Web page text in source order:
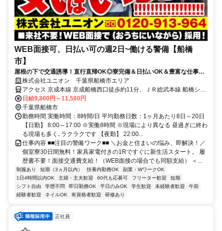
WEB面接可、日払い可の週2日~働ける警備【船橋
市】
屋根の下で交通誘導！直行直帰OK◎寮完備＆日払いOK＆豊富な仕事量
★仕事が早く終わった時でも日給保証
株式会社ユニオン 千葉県船橋市エリア
アクセス 京成本線 京成船橋西口徒歩約11分、ＪＲ総武本線 船橋シャ
ポー口徒歩約13分、ＪＲ総武本線 船橋シャポー口徒歩約13分 千葉県
船橋市エリア（船橋駅、船橋日大前駅、習志野駅、東船橋駅、西船橋
駅、南船橋駅、京成船橋等）
日給9,860円～11,580円
千葉県船橋市
勤務時間 実働時間：8時間/日 平均勤務日数：1ヶ月あたり8日～20日
【日勤】 8:00～17:00 ※実働8時間 ※現場により異なる 昼過ぎに終わ
る現場も多く､ラクラクです 【夜勤】 22:00...
仕事内容 ■■注目の警備ワーク■■ ＼お金と住まいの悩み、即解決！／
個室寮30日間無料！家具家電付きの1Rですぐに新生活スタート。 履
歴書不要！面接交通費支給！（WEB面接の場合でも同額支給） ＜...
制服あり 短期（3ヵ月以内） 扶養内勤務OK
副業・WワークOK
1日4時間以内OK
主婦・主夫歓迎 60代も応募可 フリーター歓迎
短期
シフト自由
学歴不問 即日勤務OK 平日のみOK 学生歓迎 未経験者歓迎
午前
経験者歓迎
ネイルOK 有資格者歓迎 研修あり
正社員